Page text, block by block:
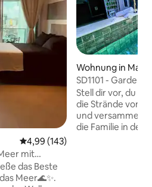
Durchschnittliche Bewertung:
4,99 (143)
mit
das Beste
Meer🌊✨.
Wohnung in
SD1101 -
Pool
Stell dir vor, du
die Strände von
und versammelst
die Familie in